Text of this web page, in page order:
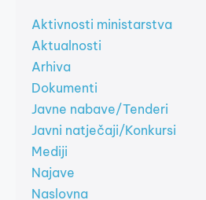
Aktivnosti ministarstva
Aktualnosti
Arhiva
Dokumenti
Javne nabave/Tenderi
Javni natječaji/Konkursi
Mediji
Najave
Naslovna